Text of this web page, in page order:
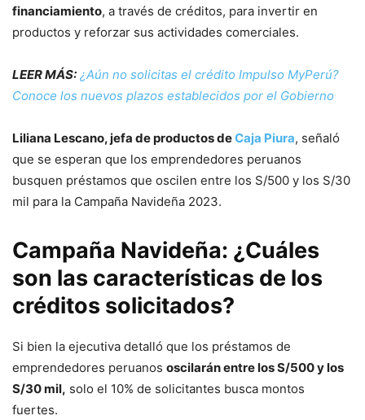
financiamiento, a través de créditos, para invertir en
productos y reforzar sus actividades comerciales.
LEER MÁS: ¿Aún no solicitas el crédito Impulso MyPerú?
Conoce los nuevos plazos establecidos por el Gobierno
Liliana Lescano, jefa de productos deCaja Piura, señaló
que se esperan que los emprendedores peruanos
busquen préstamos que oscilen entre los S/500 y los S/30
mil para la Campaña Navideña 2023.
Campaña Navideña: ¿Cuáles
son las características de los
créditos solicitados?
Si bien la ejecutiva detalló que los préstamos de
emprendedores peruanos oscilarán entre los S/500 y los
S/30 mil, solo el 10% de solicitantes busca montos
fuertes.